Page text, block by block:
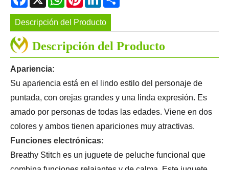
Descripción del Producto
Descripción del Producto
Apariencia:
Su apariencia está en el lindo estilo del personaje de
puntada, con orejas grandes y una linda expresión. Es
amado por personas de todas las edades. Viene en dos
colores y ambos tienen apariciones muy atractivas.
Funciones electrónicas:
Breathy Stitch es un juguete de peluche funcional que